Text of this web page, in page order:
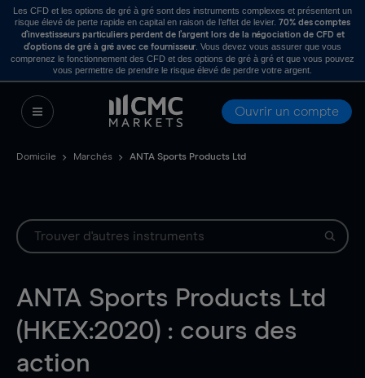
Les CFD et les options de gré à gré sont des instruments complexes et présentent un
risque élevé de perte rapide en capital en raison de l’effet de levier. 70% des comptes
d’investisseurs particuliers perdent de l’argent lors de la négociation de CFD et
d’options de gré à gré avec ce fournisseur . Vous devez vous assurer que vous
comprenez le fonctionnement des CFD et des options de gré à gré et que vous pouvez
vous permettre de prendre le risque élevé de perdre votre argent.
Ouvrir un compte
Domicile Marchés ANTA Sports Products Ltd
ANTA Sports Products Ltd
(HKEX:2020) : cours des
action